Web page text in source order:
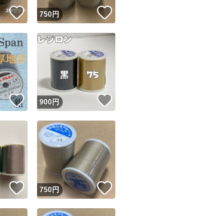
このユーザーは高頻度で24時間以内に発送しています
このユーザーは設定した発送日数内に発送しています
いいね！
750円
いいね！
900円
いいね！
750円